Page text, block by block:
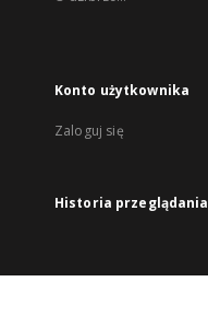
Konto użytkownika
Zaloguj się
Historia przeglądania